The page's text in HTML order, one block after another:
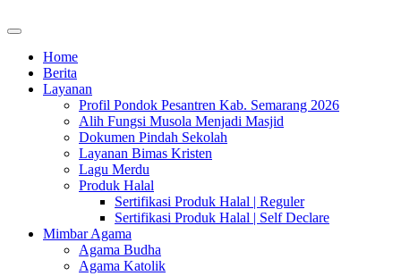
Home
Berita
Layanan
Profil Pondok Pesantren Kab. Semarang 2026
Alih Fungsi Musola Menjadi Masjid
Dokumen Pindah Sekolah
Layanan Bimas Kristen
Lagu Merdu
Produk Halal
Sertifikasi Produk Halal | Reguler
Sertifikasi Produk Halal | Self Declare
Mimbar Agama
Agama Budha
Agama Katolik